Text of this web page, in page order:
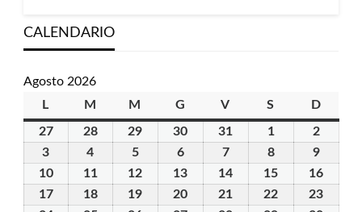
CALENDARIO
Agosto 2026
L
M martedì
M mercoledì
G giovedìV venerdì
S D
2727
Luglio
2026
2828
29 30 31 11
Agosto
2026
22
Agosto
2026
3
Agosto
2026
4
Agosto
2026
55
Agosto
2026
66
Agosto
2026
77
Agosto
2026
88
Agosto
2026
99
Agosto
2026
1010
Agosto
1111
Agosto
12
Agosto
13
Agosto
14
Agosto
15
Agosto
16
1717
1818
19 20 21 22 23